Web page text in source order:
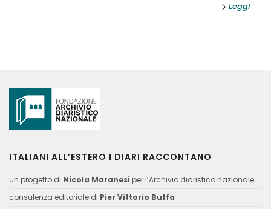
Leggi
ITALIANI ALL’ESTERO I DIARI RACCONTANO
un progetto di Nicola Maranesi per l’Archivio diaristico nazionale
consulenza editoriale di Pier Vittorio Buffa